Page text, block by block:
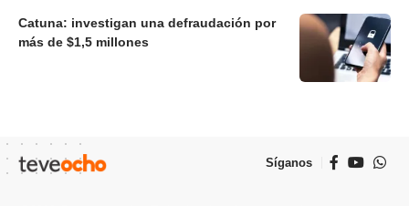
Catuna: investigan una defraudación por
más de $1,5 millones
Síganos